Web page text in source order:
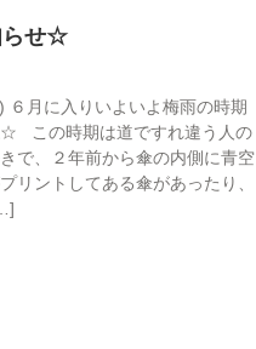
らせ☆
６月に入りいよいよ梅雨の時期
☆ この時期は道ですれ違う人の
で、２年前から傘の内側に青空
リントしてある傘があったり、